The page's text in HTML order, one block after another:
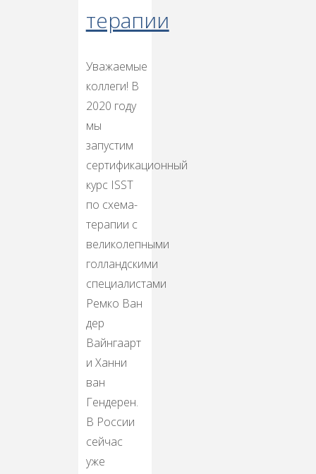
терапии
Уважаемые
коллеги! В
2020 году
мы
запустим
сертификационный
курс ISST
по схема-
терапии с
великолепными
голландскими
специалистами
Ремко Ван
дер
Вайнгаарт
и Ханни
ван
Гендерен.
В России
сейчас
уже